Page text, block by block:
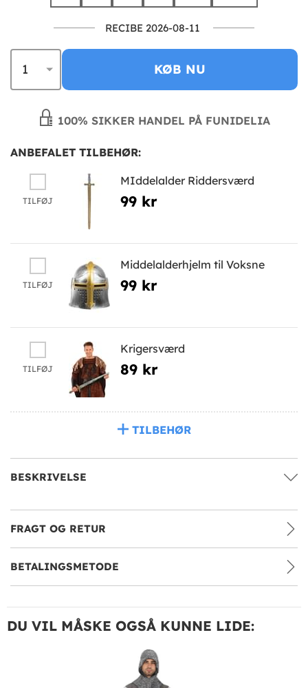
RECIBE 2026-08-11
KØB NU
100% SIKKER HANDEL PÅ FUNIDELIA
ANBEFALET TILBEHØR:
TILFØJ
MIddelalder Riddersværd
99 kr
TILFØJ
Middelalderhjelm til Voksne
99 kr
TILFØJ
Krigersværd
89 kr
TILBEHØR
BESKRIVELSE
FRAGT OG RETUR
BETALINGSMETODE
DU VIL MÅSKE OGSÅ KUNNE LIDE: